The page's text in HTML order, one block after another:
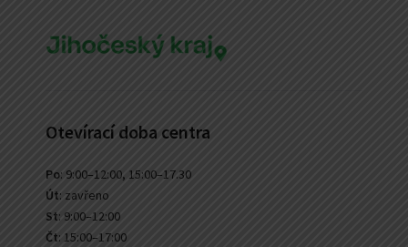
Otevírací doba centra
Po: 9:00–12:00, 15:00–17.30
Út: zavřeno
St: 9:00–12:00
Čt: 15:00–17:00